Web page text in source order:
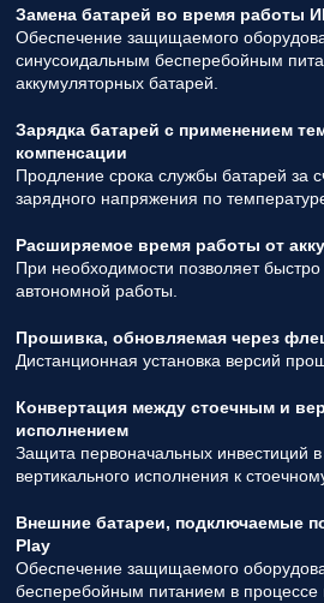
Замена батарей во время работы
Обеспечение защищаемого
синусоидальным бесперебойным
аккумуляторных батарей.
Зарядка батарей с применением
компенсации
Продление срока службы батарей за
зарядного напряжения по
Расширяемое время работы от
При необходимости позволяет
автономной работы.
Прошивка, обновляемая через
Дистанционная установка версий
Конвертация между стоечным и
исполнением
Защита первоначальных инвестиций
вертикального исполнения к
Внешние батареи, подключаемые
Play
Обеспечение защищаемого
бесперебойным питанием в